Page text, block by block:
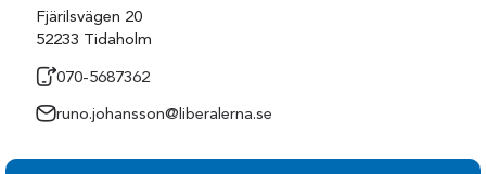
Fjärilsvägen 20
52233 Tidaholm
070-5687362
runo.johansson@liberalerna.se